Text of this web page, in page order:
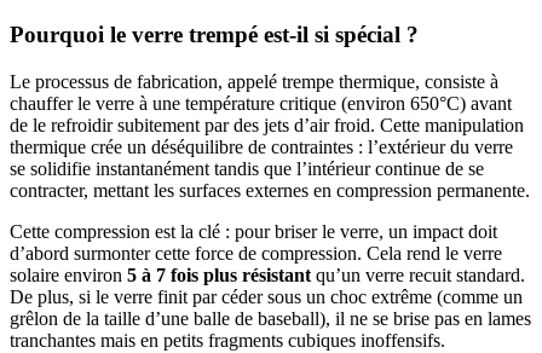
Pourquoi le verre trempé est-il si spécial ?
Le processus de fabrication, appelé trempe thermique, consiste à
chauffer le verre à une température critique (environ 650°C) avant
de le refroidir subitement par des jets d’air froid. Cette manipulation
thermique crée un déséquilibre de contraintes : l’extérieur du verre
se solidifie instantanément tandis que l’intérieur continue de se
contracter, mettant les surfaces externes en compression permanente.
Cette compression est la clé : pour briser le verre, un impact doit
d’abord surmonter cette force de compression. Cela rend le verre
solaire environ 5 à 7 fois plus résistant qu’un verre recuit standard.
De plus, si le verre finit par céder sous un choc extrême (comme un
grêlon de la taille d’une balle de baseball), il ne se brise pas en lames
tranchantes mais en petits fragments cubiques inoffensifs.